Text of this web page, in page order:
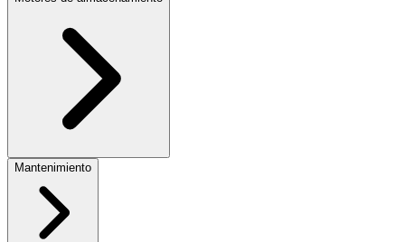
Mantenimiento